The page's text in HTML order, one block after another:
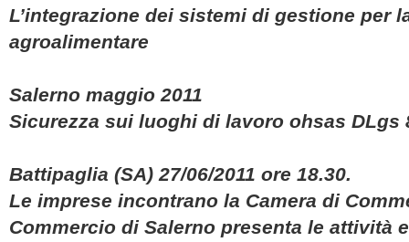
L’integrazione dei sistemi di gestione per
agroalimentare
Salerno maggio 2011
Sicurezza sui luoghi di lavoro ohsas DLgs
Battipaglia (SA) 27/06/2011 ore 18.30.
Le imprese incontrano la Camera di
Commercio di Salerno presenta le attività